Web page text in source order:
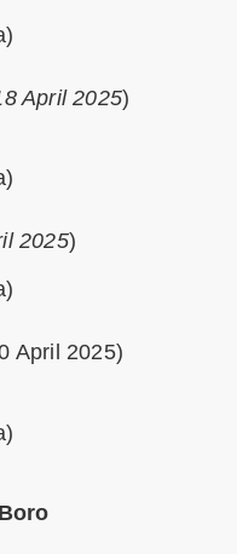
April 2025)
2025)
April 2025)